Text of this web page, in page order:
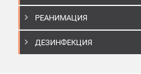
РЕАНИМАЦИЯ
ДЕЗИНФЕКЦИЯ